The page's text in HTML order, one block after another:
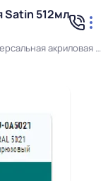
Satin 512мл
Эмаль универсальная акриловая Satin 512мл RAL 5021 бирюзовая